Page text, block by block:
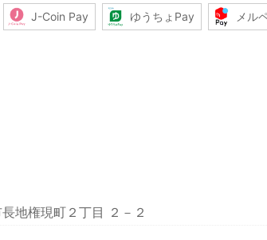
J-Coin Pay ゆうちょPay メル
地権現町２丁目 ２－２